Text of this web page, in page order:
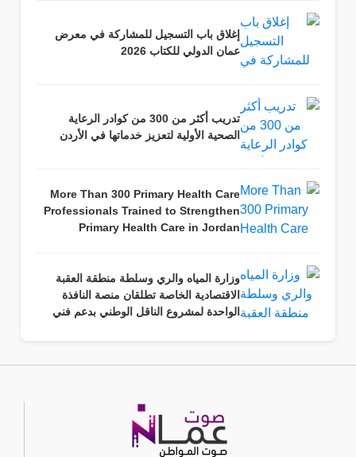
إغلاق باب التسجيل للمشاركة في معرض
عمان الدولي للكتاب 2026
تدريب أكثر من 300 من كوادر الرعاية
الصحية الأولية لتعزيز خدماتها في الأردن
More Than 300 Primary Health Care
Professionals Trained to Strengthen
Primary Health Care in Jordan
وزارة المياه والري وسلطة منطقة العقبة
الاقتصادية الخاصة تطلقان منصة النافذة
الواحدة لمشروع الناقل الوطني بدعم فني